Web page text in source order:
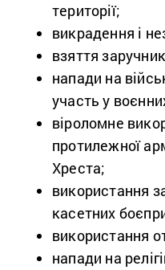
території;
викрадення і
взяття
напади на
участь у
віроломне
протилежної
Хреста;
використання
касетних
використання
напади на